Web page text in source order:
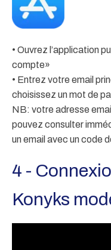
• Ouvrez l’application
compte»
• Entrez votre email
choisissez un mot de
NB: votre adresse
pouvez consulter
un email avec un code
4 -
Konyks